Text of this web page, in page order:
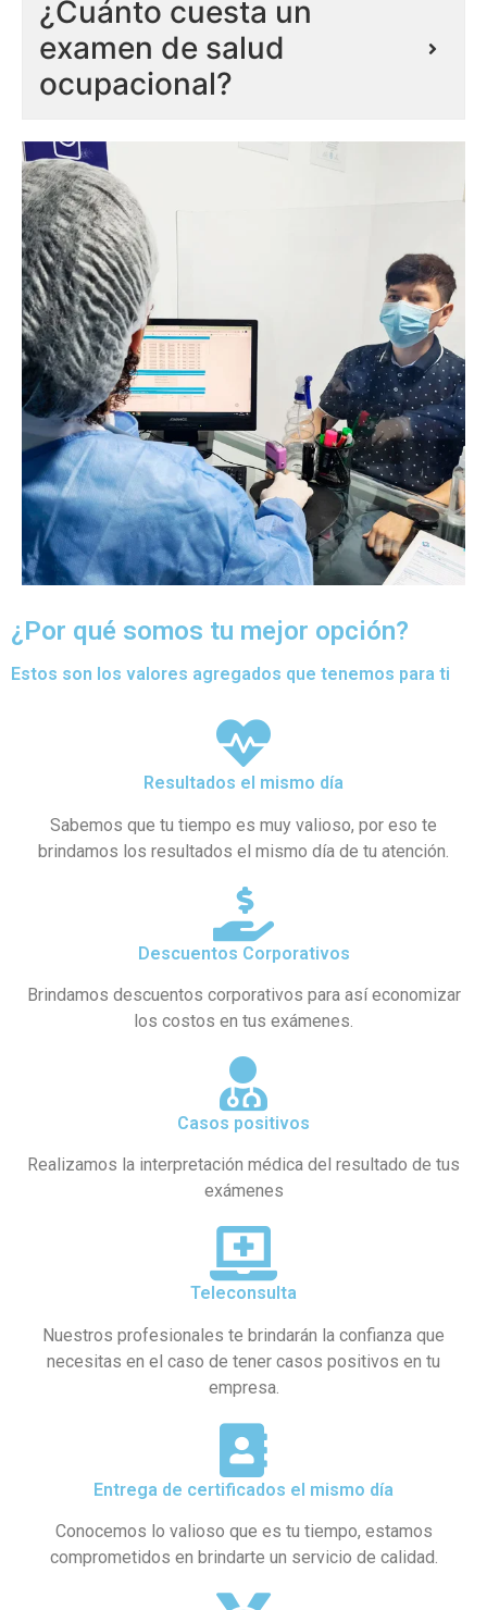
¿Cuánto cuesta un
examen de salud
ocupacional?
¿Por qué somos tu mejor opción?
Estos son los valores agregados que tenemos para ti
Resultados el mismo día
Sabemos que tu tiempo es muy valioso, por eso te
brindamos los resultados el mismo día de tu atención.
Descuentos Corporativos
Brindamos descuentos corporativos para así economizar
los costos en tus exámenes.
Casos positivos
Realizamos la interpretación médica del resultado de tus
exámenes
Teleconsulta
Nuestros profesionales te brindarán la confianza que
necesitas en el caso de tener casos positivos en tu
empresa.
Entrega de certificados el mismo día
Conocemos lo valioso que es tu tiempo, estamos
comprometidos en brindarte un servicio de calidad.